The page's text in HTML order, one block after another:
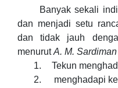
Banyak sekali
dan menjadi setu
dan tidak jauh
menurutA. M. Sardiman
1.
Tekun
2.
menghadapi